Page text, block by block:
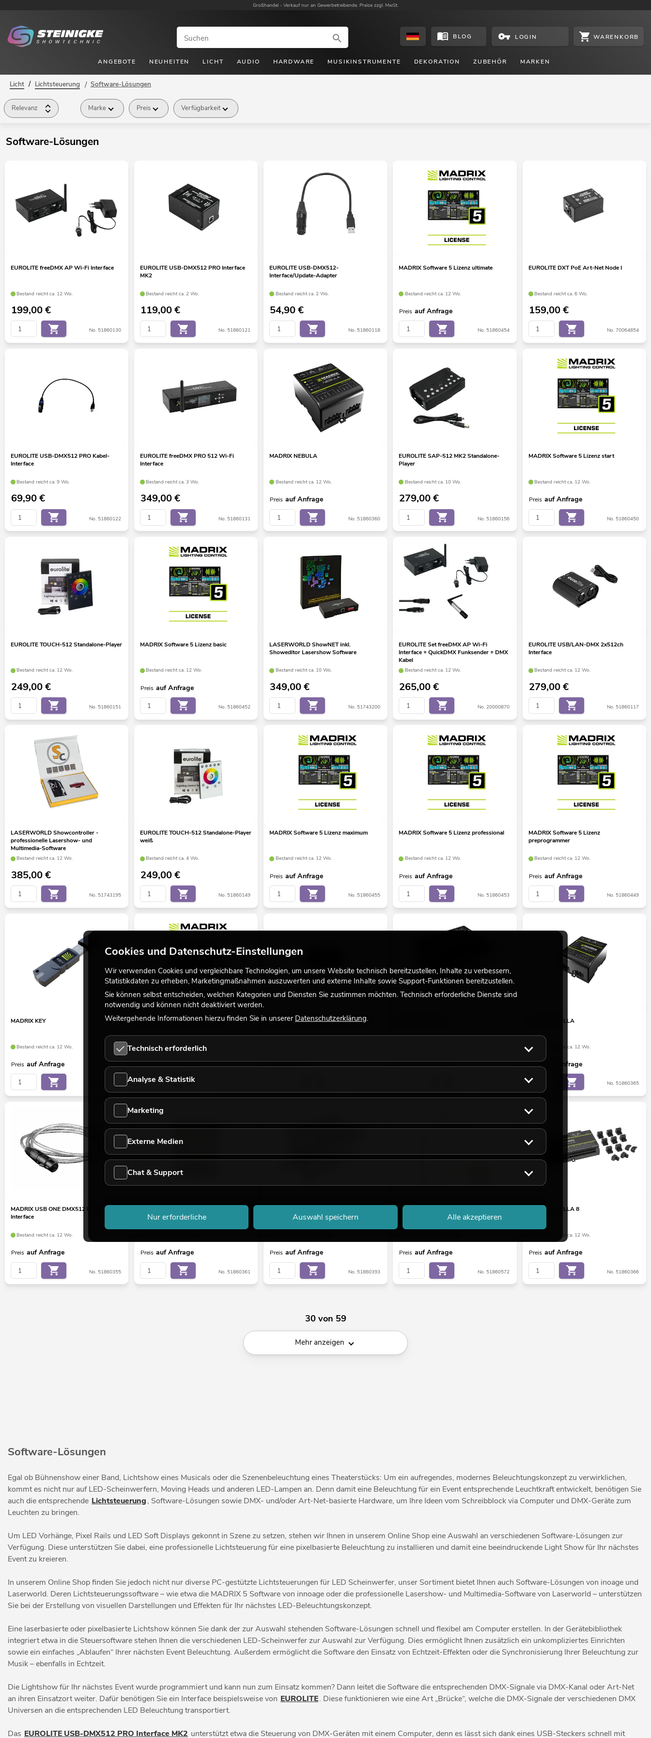
Großhandel - Verkauf nur an Gewerbetreibende. Preise zzgl. MwSt.
BLOG LOGIN WARENKORB
ANGEBOTE NEUHEITEN LICHT AUDIO HARDWARE MUSIKINSTRUMENTE DEKORATION ZUBEHÖR MARKEN
Licht / Lichtsteuerung / Software-Lösungen
Relevanz Marke Preis Verfügbarkeit
Software-Lösungen
EUROLITE freeDMX AP Wi-Fi Interface
Bestand reicht ca. 12 Wo.
199,00€
No. 51860130
EUROLITE USB-DMX512 PRO Interface
MK2
Bestand reicht ca. 2 Wo.
119,00€
No. 51860121
EUROLITE USB-DMX512-
Interface/Update-Adapter
Bestand reicht ca. 2 Wo.
54,90€
No. 51860118
MADRIX Software 5 Lizenz ultimate
Bestand reicht ca. 12 Wo.
Preis auf Anfrage
No. 51860454
EUROLITE DXT PoE Art-Net Node I
Bestand reicht ca. 6 Wo.
159,00€
No. 70064854
EUROLITE USB-DMX512 PRO Kabel-
Interface
Bestand reicht ca. 9 Wo.
69,90€
No. 51860122
EUROLITE freeDMX PRO 512 Wi-Fi
Interface
Bestand reicht ca. 3 Wo.
349,00€
No. 51860131
MADRIX NEBULA
Bestand reicht ca. 12 Wo.
Preis auf Anfrage
No. 51860360
EUROLITE SAP-512 MK2 Standalone-
Player
Bestand reicht ca. 10 Wo.
279,00€
No. 51860156
MADRIX Software 5 Lizenz start
Bestand reicht ca. 12 Wo.
Preis auf Anfrage
No. 51860450
EUROLITE TOUCH-512 Standalone-Player
Bestand reicht ca. 12 Wo.
249,00€
No. 51860151
MADRIX Software 5 Lizenz basic
Bestand reicht ca. 12 Wo.
Preis auf Anfrage
No. 51860452
LASERWORLD ShowNET inkl.
Showeditor Lasershow Software
Bestand reicht ca. 10 Wo.
349,00€
No. 51743200
EUROLITE Set freeDMX AP Wi-Fi
Interface + QuickDMX Funksender + DMX
Kabel
Bestand reicht ca. 12 Wo.
265,00€
No. 20000870
EUROLITE USB/LAN-DMX 2x512ch
Interface
Bestand reicht ca. 12 Wo.
279,00€
No. 51860117
LASERWORLD Showcontroller -
professionelle Lasershow- und
Multimedia-Software
Bestand reicht ca. 12 Wo.
385,00€
No. 51743195
EUROLITE TOUCH-512 Standalone-Player
weiß
Bestand reicht ca. 4 Wo.
249,00€
No. 51860149
MADRIX Software 5 Lizenz maximum
Bestand reicht ca. 12 Wo.
Preis auf Anfrage
No. 51860455
MADRIX Software 5 Lizenz professional
Bestand reicht ca. 12 Wo.
Preis auf Anfrage
No. 51860453
MADRIX Software 5 Lizenz
preprogrammer
Bestand reicht ca. 12 Wo.
Preis auf Anfrage
No. 51860449
MADRIX KEY
Bestand reicht ca. 12 Wo.
Preis auf Anfrage
No. 51860340
MADRIX Software 5 Lizenz entry
Bestand reicht ca. 11 Wo.
Preis auf Anfrage
EUROLITE DXT Pixel Art-Net Node IV
149,00€ Preis auf Anfrage
MADRIX STELLA
Bestand reicht ca. 12 Wo.
Preis auf Anfrage
No. 51860365
MADRIX USB ONE DMX512 USB
Interface
Bestand reicht ca. 12 Wo.
Preis auf Anfrage
No. 51860355
Preis auf Anfrage
No. 51860361
Preis auf Anfrage
No. 51860393
MADRIX Software Radar fusion Lizenz
Preis auf Anfrage
No. 51860572
MADRIX STELLA 8
Bestand reicht ca. 12 Wo.
Preis auf Anfrage
No. 51860366
30 von 59
Mehr anzeigen
Software-Lösungen
Egal ob Bühnenshow einer Band, Lichtshow eines Musicals oder die Szenenbeleuchtung eines Theaterstücks: Um ein aufregendes, modernes Beleuchtungskonzept zu verwirklichen,
kommt es nicht nur auf LED-Scheinwerfern, Moving Heads und anderen LED-Lampen an. Denn damit eine Beleuchtung für ein Event entsprechende Leuchtkraft entwickelt, benötigen Sie
auch die entsprechende Lichtsteuerung, Software-Lösungen sowie DMX- und/oder Art-Net-basierte Hardware, um Ihre Ideen vom Schreibblock via Computer und DMX-Geräte zum
Leuchten zu bringen.
Um LED Vorhänge, Pixel Rails und LED Soft Displays gekonnt in Szene zu setzen, stehen wir Ihnen in unserem Online Shop eine Auswahl an verschiedenen Software-Lösungen zur
Verfügung. Diese unterstützen Sie dabei, eine professionelle Lichtsteuerung für eine pixelbasierte Beleuchtung zu installieren und damit eine beeindruckende Light Show für Ihr nächstes
Event zu kreieren.
In unserem Online Shop finden Sie jedoch nicht nur diverse PC-gestützte Lichtsteuerungen für LED Scheinwerfer, unser Sortiment bietet Ihnen auch Software-Lösungen von inoage und
Laserworld. Deren Lichtsteuerungssoftware – wie etwa die MADRIX 5 Software von innoage oder die professionelle Lasershow- und Multimedia-Software von Laserworld – unterstützen
Sie bei der Erstellung von visuellen Darstellungen und Effekten für Ihr nächstes LED-Beleuchtungskonzept.
Eine laserbasierte oder pixelbasierte Lichtshow können Sie dank der zur Auswahl stehenden Software-Lösungen schnell und flexibel am Computer erstellen. In der Gerätebibliothek
integriert etwa in die Steuersoftware stehen Ihnen die verschiedenen LED-Scheinwerfer zur Auswahl zur Verfügung. Dies ermöglicht Ihnen zusätzlich ein unkompliziertes Einrichten
sowie ein einfaches „Ablaufen“ Ihrer nächsten Event Beleuchtung. Außerdem ermöglicht die Software den Einsatz von Echtzeit-Effekten oder die Synchronisierung Ihrer Beleuchtung zur
Musik – ebenfalls in Echtzeit.
Die Lightshow für Ihr nächstes Event wurde programmiert und kann nun zum Einsatz kommen? Dann leitet die Software die entsprechenden DMX-Signale via DMX-Kanal oder Art-Net
an ihren Einsatzort weiter. Dafür benötigen Sie ein Interface beispielsweise von EUROLITE. Diese funktionieren wie eine Art „Brücke“, welche die DMX-Signale der verschiedenen DMX
Universen an die entsprechenden LED Beleuchtung transportiert.
Das EUROLITE USB-DMX512 PRO Interface MK2 unterstützt etwa die Steuerung von DMX-Geräten mit einem Computer, denn es lässt sich dank eines USB-Steckers schnell mit
Cookies und Datenschutz-Einstellungen
Wir verwenden Cookies und vergleichbare Technologien, um unsere Website technisch bereitzustellen, Inhalte zu verbessern,
Statistikdaten zu erheben, Marketingmaßnahmen auszuwerten und externe Inhalte sowie Support-Funktionen bereitzustellen.
Sie können selbst entscheiden, welchen Kategorien und Diensten Sie zustimmen möchten. Technisch erforderliche Dienste sind
notwendig und können nicht deaktiviert werden.
Weitergehende Informationen hierzu finden Sie in unserer Datenschutzerklärung.
Technisch erforderlich
Analyse & Statistik
Marketing
Externe Medien
Chat & Support
Nur erforderliche Auswahl speichern Alle akzeptieren